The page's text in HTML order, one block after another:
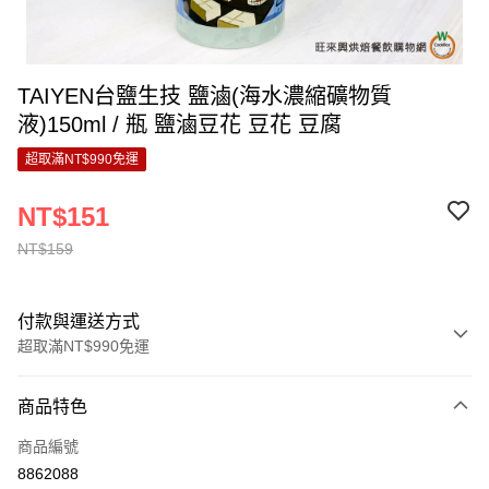
TAIYEN台鹽生技 鹽滷(海水濃縮礦物質
液)150ml / 瓶 鹽滷豆花 豆花 豆腐
超取滿NT$990免運
NT$159
NT$151
付款與運送方式
超取滿NT$990免運
信用卡一次付款
超商取貨付款
商品特色
商品編號
8862088